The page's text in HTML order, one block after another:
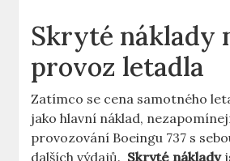
Skryté ​náklady​
‌provoz letadla
Zatímco​ se cena samotného
jako hlavní náklad,
provozování Boeingu 737 ⁤s
dalších výdajů. ​ Skryté náklady